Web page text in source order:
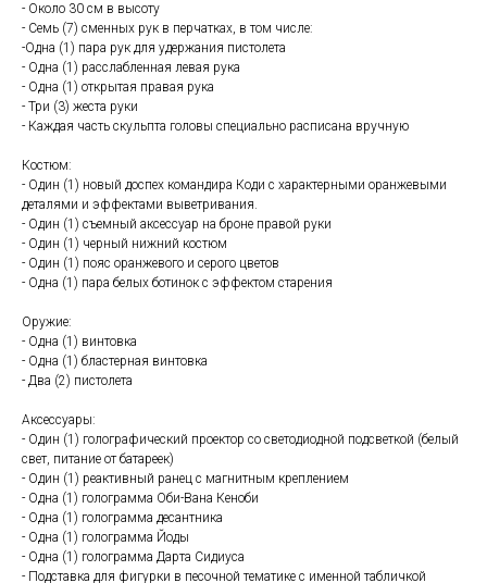
- Около 30 см в высоту
- Семь (7) сменных рук в перчатках, в том числе:
-Одна (1) пара рук для удержания пистолета
- Одна (1) расслабленная левая рука
- Одна (1) открытая правая рука
- Три (3) жеста руки
- Каждая часть скульпта головы специально расписана вручную
Костюм:
- Один (1) новый доспех командира Коди с характерными оранжевыми
деталями и эффектами выветривания.
- Один (1) съемный аксессуар на броне правой руки
- Один (1) черный нижний костюм
- Один (1) пояс оранжевого и серого цветов
- Одна (1) пара белых ботинок с эффектом старения
Оружие:
- Одна (1) винтовка
- Одна (1) бластерная винтовка
- Два (2) пистолета
Аксессуары:
- Один (1) голографический проектор со светодиодной подсветкой (белый
свет, питание от батареек)
- Один (1) реактивный ранец с магнитным креплением
- Одна (1) голограмма Оби-Вана Кеноби
- Одна (1) голограмма десантника
- Одна (1) голограмма Йоды
- Одна (1) голограмма Дарта Сидиуса
- Подставка для фигурки в песочной тематике с именной табличкой